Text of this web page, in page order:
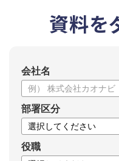
資料を
会社名
部署区分
役職